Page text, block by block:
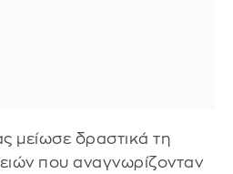
μείωσε δραστικά τη
που αναγνωρίζονταν